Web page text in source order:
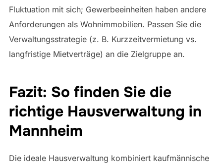
Fluktuation mit sich; Gewerbeeinheiten haben andere
Anforderungen als Wohnimmobilien. Passen Sie die
Verwaltungsstrategie (z. B. Kurzzeitvermietung vs.
langfristige Mietverträge) an die Zielgruppe an.
Fazit: So finden Sie die
richtige Hausverwaltung in
Mannheim
Die ideale Hausverwaltung kombiniert kaufmännische